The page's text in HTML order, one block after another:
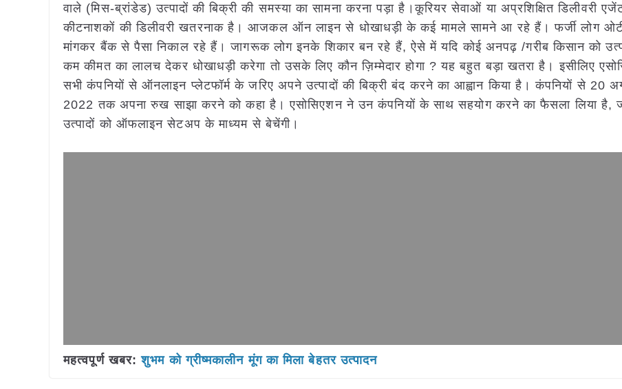
वाले (मिस-ब्रांडेड) उत्पादों की बिक्री की समस्या का सामना करना पड़ा है।कूरियर सेवाओं या अप्रशिक्षित डिलीवरी
कीटनाशकों की डिलीवरी खतरनाक है। आजकल ऑन लाइन से धोखाधड़ी के कई मामले सामने आ रहे हैं। फर्जी लोग
मांगकर बैंक से पैसा निकाल रहे हैं। जागरूक लोग इनके शिकार बन रहे हैं, ऐसे में यदि कोई अनपढ़ /गरीब किसान को
कम कीमत का लालच देकर धोखाधड़ी करेगा तो उसके लिए कौन ज़िम्मेदार होगा ? यह बहुत बड़ा खतरा है। इसीलिए
सभी कंपनियों से ऑनलाइन प्लेटफॉर्म के जरिए अपने उत्पादों की बिक्री बंद करने का आह्वान किया है। कंपनियों से 20
2022 तक अपना रुख साझा करने को कहा है। एसोसिएशन ने उन कंपनियों के साथ सहयोग करने का फैसला लिया है,
उत्पादों को ऑफलाइन सेटअप के माध्यम से बेचेंगी।
महत्वपूर्ण खबर: शुभम को ग्रीष्मकालीन मूंग का मिला बेहतर उत्पादन